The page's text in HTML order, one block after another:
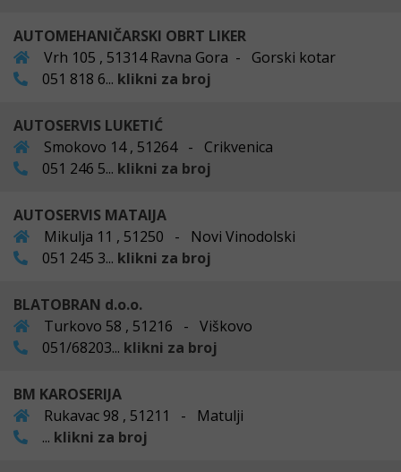
AUTOMEHANIČARSKI OBRT LIKER
Vrh 105 , 51314 Ravna Gora - Gorski kotar
051 818 6... klikni za broj
AUTOSERVIS LUKETIĆ
Smokovo 14 , 51264 - Crikvenica
051 246 5... klikni za broj
AUTOSERVIS MATAIJA
Mikulja 11 , 51250 - Novi Vinodolski
051 245 3... klikni za broj
BLATOBRAN d.o.o.
Turkovo 58 , 51216 - Viškovo
051/68203... klikni za broj
BM KAROSERIJA
Rukavac 98 , 51211 - Matulji
... klikni za broj